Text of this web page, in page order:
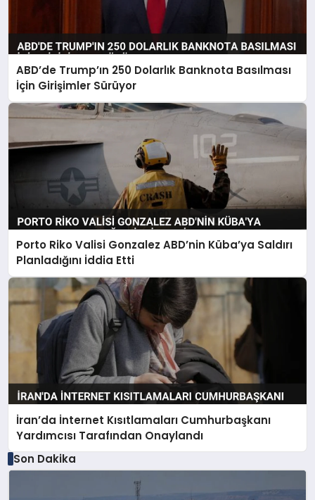
ABD’de Trump’ın 250 Dolarlık Banknota Basılması
İçin Girişimler Sürüyor
Porto Riko Valisi Gonzalez ABD’nin Küba’ya Saldırı
Planladığını İddia Etti
İran’da İnternet Kısıtlamaları Cumhurbaşkanı
Yardımcısı Tarafından Onaylandı
Son Dakika